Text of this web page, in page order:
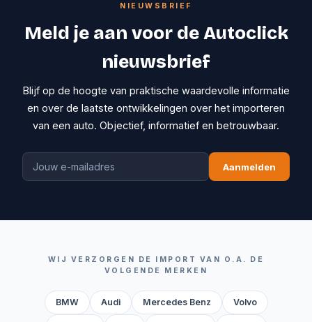
NIEUWSBRIEF
Meld je aan voor de Autoclick
nieuwsbrief
Blijf op de hoogte van praktische waardevolle informatie
en over de laatste ontwikkelingen over het importeren
van een auto. Objectief, informatief en betrouwbaar.
Aanmelden
WIJ VERZORGEN DE IMPORT VAN O.A. DE
VOLGENDE MERKEN
BMW Audi Mercedes Benz Volvo